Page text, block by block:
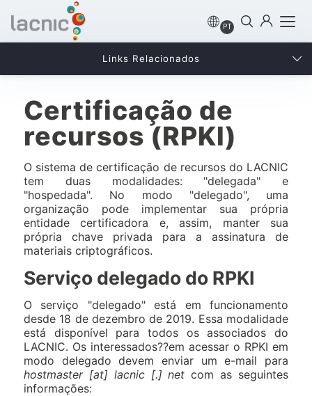
PT
Certificação de
recursos (RPKI)
O sistema de certificação de recursos do LACNIC
tem duas modalidades: "delegada" e
"hospedada". No modo "delegado", uma
organização pode implementar sua própria
entidade certificadora e, assim, manter sua
própria chave privada para a assinatura de
materiais criptográficos.
Serviço delegado do RPKI
O serviço "delegado" está em funcionamento
desde 18 de dezembro de 2019. Essa modalidade
está disponível para todos os associados do
LACNIC. Os interessados??em acessar o RPKI em
modo delegado devem enviar um e-mail para
hostmaster [at] lacnic [.] net com as seguintes
informações:
Links Relacionados